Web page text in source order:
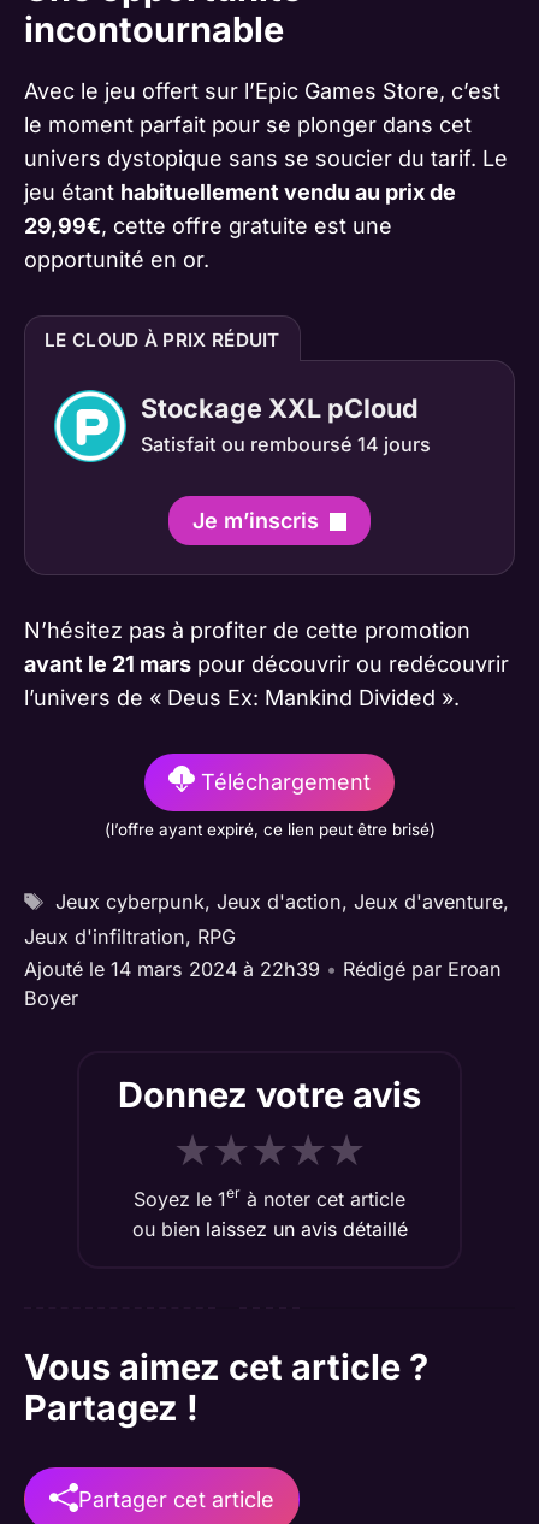
incontournable
Avec le jeu offert sur l’Epic Games Store, c’est
le moment parfait pour se plonger dans cet
univers dystopique sans se soucier du tarif. Le
jeu étant habituellement vendu au prix de
29,99€, cette offre gratuite est une
opportunité en or.
LE CLOUD À PRIX RÉDUIT
Stockage XXL pCloud
Satisfait ou remboursé 14 jours
Je m’inscris
N’hésitez pas à profiter de cette promotion
avant le 21 mars pour découvrir ou redécouvrir
l’univers de « Deus Ex: Mankind Divided ».
Téléchargement
(l’offre ayant expiré, ce lien peut être brisé)
Étiquettes
Jeux cyberpunk, Jeux d'action, Jeux d'aventure,
Jeux d'infiltration, RPG
Ajouté le 14 mars 2024 à 22h39 • Rédigé par Eroan
Boyer
Donnez votre avis
★★★★★
Soyez le 1er à noter cet article
ou bien laissez un avis détaillé
Vous aimez cet article ?
Partagez !
Partager cet article